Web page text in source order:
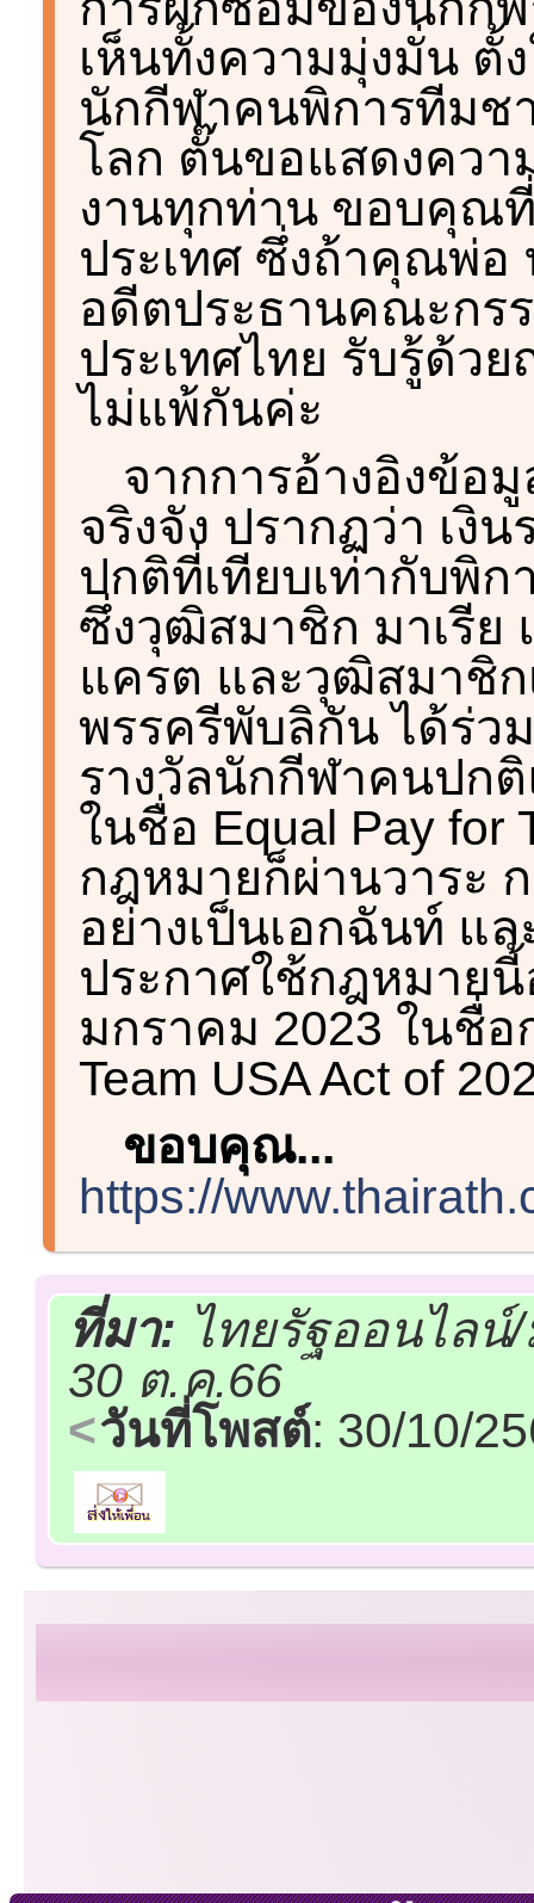
เห็นทั้งความมุ่งมั่น ตั้
นักกีฬาคนพิการทีมช
โลก ตั๊นขอแสดงคว
งานทุกท่าน ขอบคุณ
ประเทศ ซึ่งถ้าคุณพ่
อดีตประธานคณะกร
ประเทศไทย รับรู้ด้ว
ไม่แพ้กันค่ะ
จากการอ้างอิงข้อ
จริงจัง ปรากฏว่า เงิ
ปกติที่เทียบเท่ากับพิก
ซึ่งวุฒิสมาชิก มาเรีย
แครต และวุฒิสมาชิก
พรรครีพับลิกัน ได้ร่ว
รางวัลนักกีฬาคนปก
ในชื่อ Equal Pay for
กฎหมายก็ผ่านวาระ
อย่างเป็นเอกฉันท์ แ
ประกาศใช้กฎหมายนี้
มกราคม 2023 ในชื่อ
Team USA Act of
ขอบคุณ...
https://
ที่มา: ไทยรัฐออนไล
30 ต.ค.66
วันที่โพสต์: 30/10/